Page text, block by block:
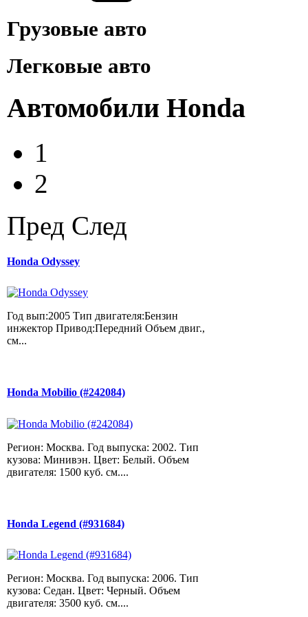
Грузовые авто
Легковые авто
Автомобили Honda
1
2
Пред След
Honda Odyssey
Год вып:2005 Тип двигателя:Бензин
инжектор Привод:Передний Объем двиг.,
см...
Honda Mobilio (#242084)
Регион: Москва. Год выпуска: 2002. Тип
кузова: Минивэн. Цвет: Белый. Объем
двигателя: 1500 куб. см....
Honda Legend (#931684)
Регион: Москва. Год выпуска: 2006. Тип
кузова: Седан. Цвет: Черный. Объем
двигателя: 3500 куб. см....